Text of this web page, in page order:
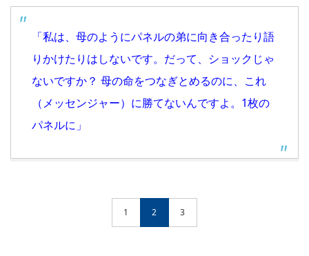
「私は、母のようにパネルの弟に向き合ったり語
りかけたりはしないです。だって、ショックじゃ
ないですか？ 母の命をつなぎとめるのに、これ
（メッセンジャー）に勝てないんですよ。1枚の
パネルに」
1 2 3